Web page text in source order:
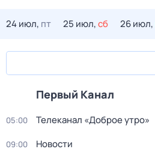
24 июл, пт 25 июл,сб 26 июл,
Первый Канал
05:00 Телеканал «Доброе утро»
09:00 Новости